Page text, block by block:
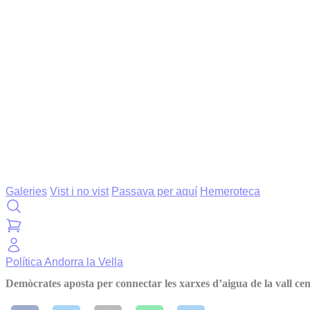
Galeries Vist i no vist Passava per aquí Hemeroteca
Política Andorra la Vella
Demòcrates aposta per connectar les xarxes d’aigua de la vall